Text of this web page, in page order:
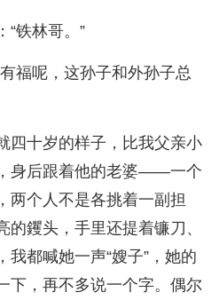
“铁林哥。”
福呢，这孙子和外孙子总
四十岁的样子，比我父亲小
身后跟着他的老婆——一个
两个人不是各挑着一副担
钁头，手里还提着镰刀、
都喊她一声“嫂子”，她的
下，再不多说一个字。偶尔